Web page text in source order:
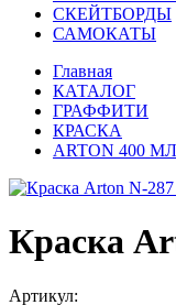
СКЕЙТБОРДЫ
САМОКАТЫ
Главная
КАТАЛОГ
ГРАФФИТИ
КРАСКА
ARTON 400 МЛ
Краска
Артикул: